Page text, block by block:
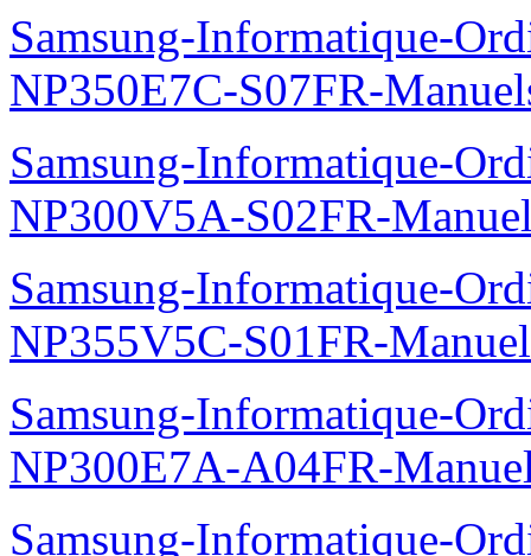
Samsung-Informatique-
NP300E5C-S04FR-
Samsung-Informatique-
NP530U3C-A04FR-
Samsung-Informatique-
NP350E7C-S07FR-
Samsung-Informatique-
NP300V5A-S02FR-